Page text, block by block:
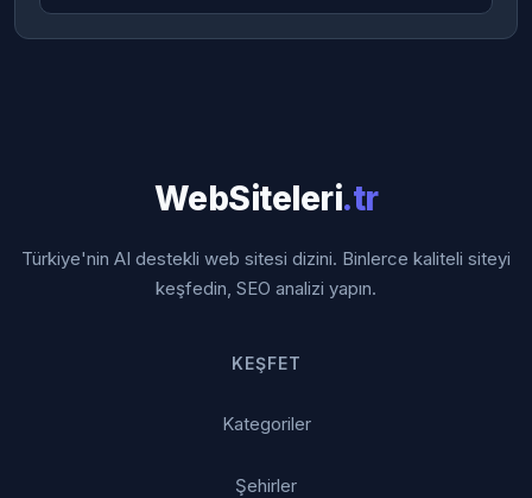
WebSiteleri.tr
Türkiye'nin AI destekli web sitesi dizini. Binlerce kaliteli siteyi
keşfedin, SEO analizi yapın.
KEŞFET
Kategoriler
Şehirler